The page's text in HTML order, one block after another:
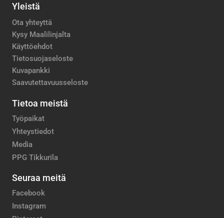
Yleistä
Ota yhteyttä
Kysy Maalilinjalta
Käyttöehdot
Tietosuojaseloste
Kuvapankki
Saavutettavuusseloste
Tietoa meistä
Työpaikat
Yhteystiedot
Media
PPG Tikkurila
Seuraa meitä
Facebook
Instagram